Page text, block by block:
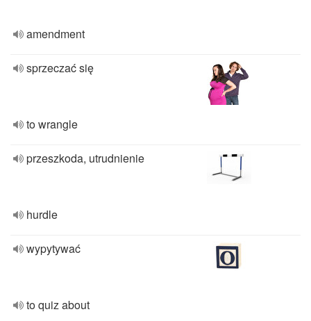
amendment
sprzeczać się
to wrangle
przeszkoda, utrudnienie
hurdle
wypytywać
to quiz about